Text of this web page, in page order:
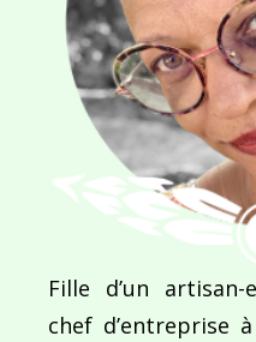
l’article
L’île aux fougères
Fille d’un
chef d’entreprise